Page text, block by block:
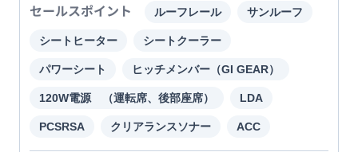
セールスポイント ルーフレール サンルーフ
シートヒーター シートクーラー
パワーシート ヒッチメンバー（GI GEAR）
120W電源 （運転席、後部座席） LDA
PCSRSA クリアランスソナー ACC